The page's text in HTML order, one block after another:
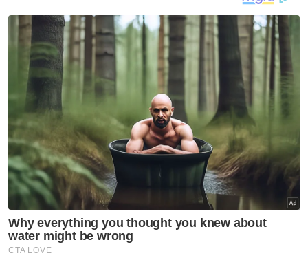
selepas 12 perlawanan tanpa sebarang
kekalahan setakat ini.
Sementara Selangor pula berada di tangga